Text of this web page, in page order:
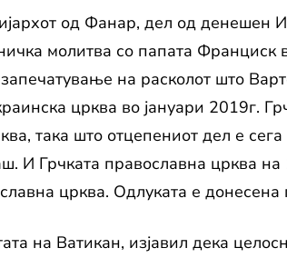
од Фанар, дел од денешен
молитва со папата Франциск
на расколот што
црква во јануари 2019г.
така што отцепениот дел е
И Грчката православна црква
црква. Одлуката е
на Ватикан, изјавил дека